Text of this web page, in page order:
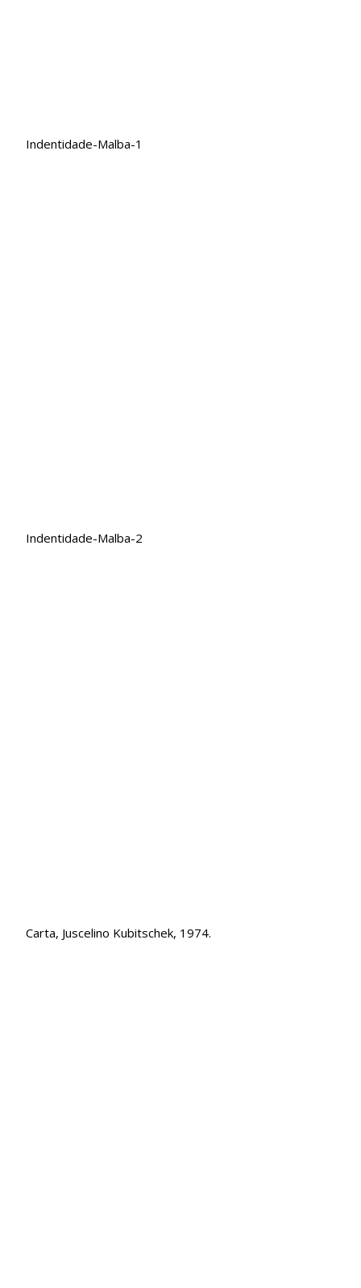
Indentidade-Malba-1
Indentidade-Malba-2
Carta, Juscelino Kubitschek, 1974.